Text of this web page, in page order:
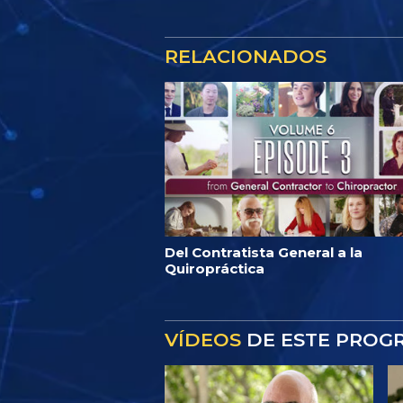
RELACIONADOS
Del Contratista General a la
Quiropráctica
VÍDEOS DE ESTE